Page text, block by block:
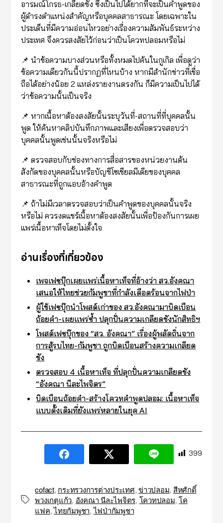
อารมณ์โกรธ-เกลียดชัง ซึ่งเป็นไปได้ยากที่จะเป็นคำพูดของ
ผู้ดำรงตำแหน่งสำคัญหรือบุคคลสาธารณะ โดยเฉพาะใน
ประเด็นที่มีความอ่อนไหวอย่างเรื่องความสัมพันธ์ระหว่าง
ประเทศ จึงควรสงสัยไว้ก่อนว่าเป็นโควทปลอมหรือไม่
📌 นำข้อความบางส่วนหรือทั้งหมดไปค้นในกูเกิล เพื่อดูว่า
ข้อความเดียวกันนี้ปรากฏที่ไหนบ้าง หากมีสำนักข่าวที่เชื่อ
ถือได้อย่างน้อย 2 แหล่งรายงานตรงกัน ก็มีความเป็นไปได้
ว่าข้อความนั้นเป็นจริง
📌 หากเนื้อหาต้องสงสัยนั้นระบุวันที่-สถานที่ที่บุคคลนั้น
พูด ให้ค้นหาคลิปบันทึกภาพและเสียงเพื่อตรวจสอบว่า
บุคคลนั้นพูดเช่นนั้นจริงหรือไม่
📌 ตรวจสอบกับช่องทางการสื่อสารของหน่วยงานต้น
สังกัดของบุคคลนั้นหรือบัญชีโซเชียลมีเดียของบุคคล
สาธารณะที่ถูกแอบอ้างคำพูด
📌 ถ้าไม่มีเวลาตรวจสอบว่าเป็นคำพูดของบุคคลนั้นจริง
หรือไม่ ควรงดแชร์เนื้อหาต้องสงสัยนั้นเพื่อป้องกันการเผย
แพร่เนื้อหาเท็จโดยไม่ตั้งใจ
อ่านเรื่องที่เกี่ยวข้อง
เพจเฟซบุ๊กเผยแพร่เนื้อหาเท็จที่อ้างว่า สว.อังคณา
เสนอให้ไทยช่วยกัมพูชาที่กำลังเดือดร้อนจากไฟป่า
ผู้ใช้เฟซบุ๊กนำโพสต์เก่าของ สว.อังคณามาบิดเบือน
ถ้อยคำ-เผยแพร่ซ้ำ ปลุกปั่นความเกลียดชังนักสิทธิฯ
โพสต์เฟซบุ๊กของ “สว. อังคณา” เรื่องผู้พลัดถิ่นจาก
การสู้รบไทย-กัมพูชา ถูกบิดเบือนสร้างความเกลียด
ชัง
ตรวจสอบ 4 เนื้อหาเท็จ ที่ปลุกปั่นความเกลียดชัง
“อังคณา นีละไพจิตร”
บิดเบือนถ้อยคำ-สร้างโควทคำพูดปลอม: เนื้อหาเท็จ
แบบดั้งเดิมที่ยังแพร่หลายในยุค AI
399
Tags
cofact, กระทรวงการต่างประเทศ,ข่าวปลอม, สีหศักดิ์
พวงเกตุแก้ว, อังคณา นีละไพจิตร, โควทปลอม,โค
แฟค,ไทยกัมพูชา,ไฟป่ากัมพูชา